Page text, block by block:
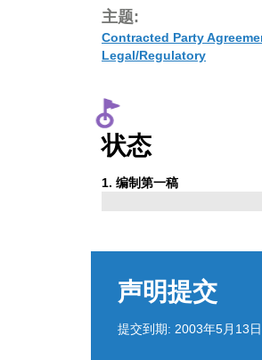
主题:
Contracted Party
Legal/Regulatory
状态
1 Phase
. 编制第一稿
声明提交
提交到期: 2003年5月13